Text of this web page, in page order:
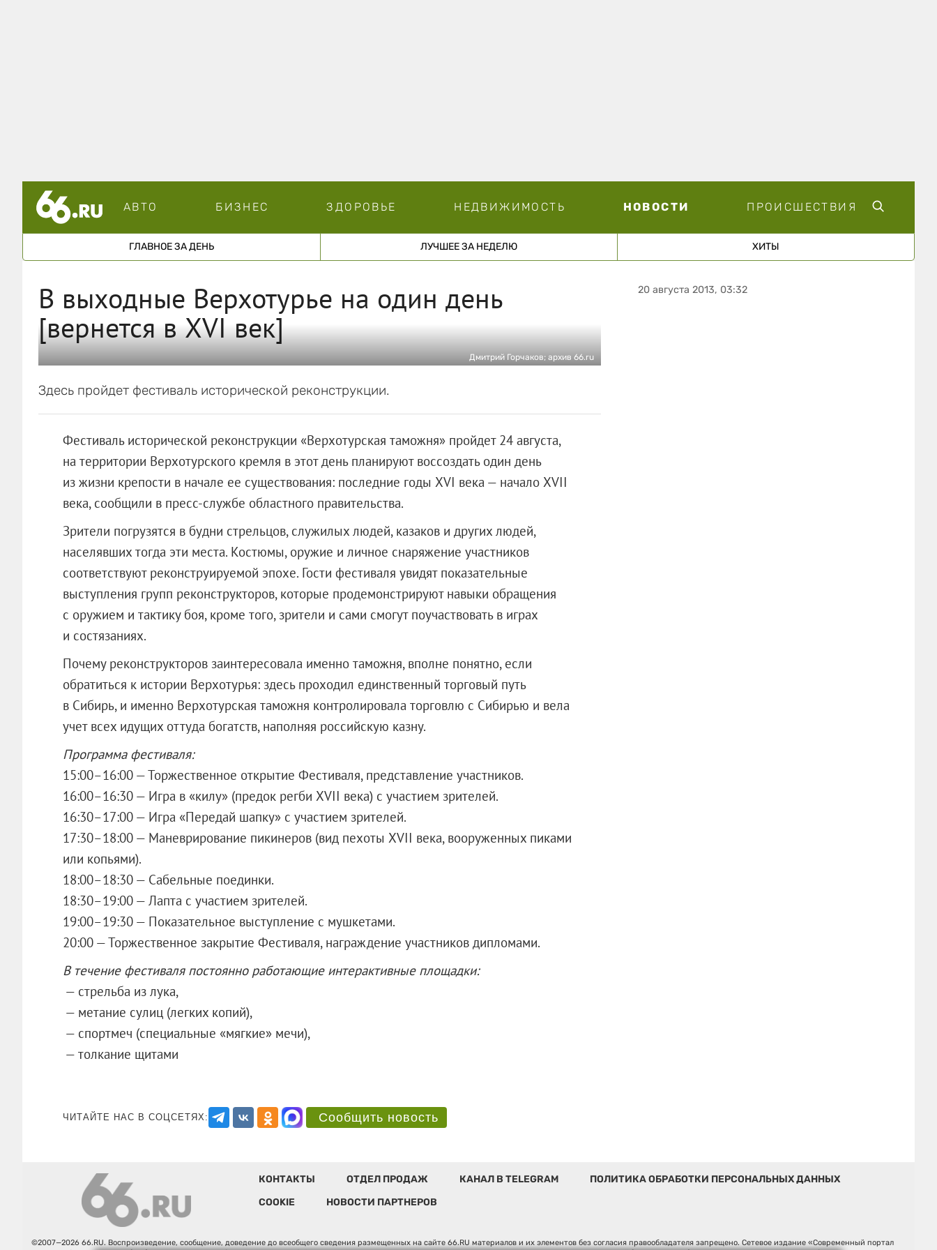
АВТО БИЗНЕС ЗДОРОВЬЕ НЕДВИЖИМОСТЬ НОВОСТИ ПРОИСШЕСТВИЯ
ГЛАВНОЕ ЗА ДЕНЬ ЛУЧШЕЕ ЗА НЕДЕЛЮ ХИТЫ
В выходные Верхотурье на один день
[вернется в XVI век]
Дмитрий Горчаков; архив 66.ru
Здесь пройдет фестиваль исторической реконструкции.
Фестиваль исторической реконструкции «Верхотурская таможня» пройдет 24 августа,
на территории Верхотурского кремля в этот день планируют воссоздать один день
из жизни крепости в начале ее существования: последние годы XVI века — начало XVII
века, сообщили в пресс-службе областного правительства.
Зрители погрузятся в будни стрельцов, служилых людей, казаков и других людей,
населявших тогда эти места. Костюмы, оружие и личное снаряжение участников
соответствуют реконструируемой эпохе. Гости фестиваля увидят показательные
выступления групп реконструкторов, которые продемонстрируют навыки обращения
с оружием и тактику боя, кроме того, зрители и сами смогут поучаствовать в играх
и состязаниях.
Почему реконструкторов заинтересовала именно таможня, вполне понятно, если
обратиться к истории Верхотурья: здесь проходил единственный торговый путь
в Сибирь, и именно Верхотурская таможня контролировала торговлю с Сибирью и вела
учет всех идущих оттуда богатств, наполняя российскую казну.
Программа фестиваля:
15:00–16:00 — Торжественное открытие Фестиваля, представление участников.
16:00–16:30 — Игра в «килу» (предок регби XVII века) с участием зрителей.
16:30–17:00 — Игра «Передай шапку» с участием зрителей.
17:30–18:00 — Маневрирование пикинеров (вид пехоты XVII века, вооруженных пиками
или копьями).
18:00–18:30 — Сабельные поединки.
18:30–19:00 — Лапта с участием зрителей.
19:00–19:30 — Показательное выступление с мушкетами.
20:00 — Торжественное закрытие Фестиваля, награждение участников дипломами.
В течение фестиваля постоянно работающие интерактивные площадки:
— стрельба из лука,
— метание сулиц (легких копий),
— спортмеч (специальные «мягкие» мечи),
— толкание щитами
ЧИТАЙТЕ НАС В СОЦСЕТЯХ: Сообщить новость
20 августа 2013, 03:32
КОНТАКТЫ ОТДЕЛ ПРОДАЖ КАНАЛ В TELEGRAM
ПОЛИТИКА ОБРАБОТКИ ПЕРСОНАЛЬНЫХ ДАННЫХ
COOKIE
НОВОСТИ ПАРТНЕРОВ
©2007—2026 66.RU. Воспроизведение, сообщение, доведение до всеобщего сведения размещенных на сайте 66.RU материалов и их элементов без согласия правообладателя запрещено. Сетевое издание «Современный портал